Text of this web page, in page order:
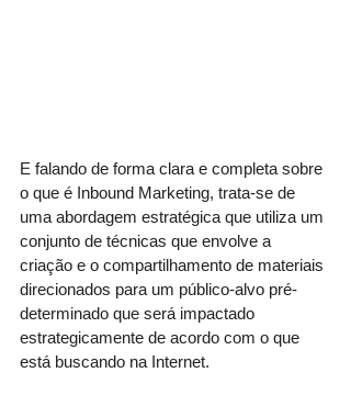
E falando de forma clara e completa sobre
o que é Inbound Marketing, trata-se de
uma abordagem estratégica que utiliza um
conjunto de técnicas que envolve a
criação e o compartilhamento de materiais
direcionados para um público-alvo pré-
determinado que será impactado
estrategicamente de acordo com o que
está buscando na Internet.